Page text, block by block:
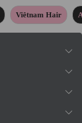
Viêtnam Hair